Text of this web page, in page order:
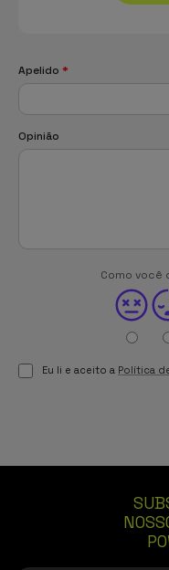
Apelido *
Opinião
Como você
Eu li e aceito a Política